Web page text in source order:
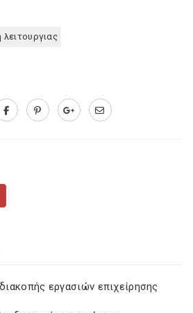
λειτουργιας
εργασιών επιχείρησης